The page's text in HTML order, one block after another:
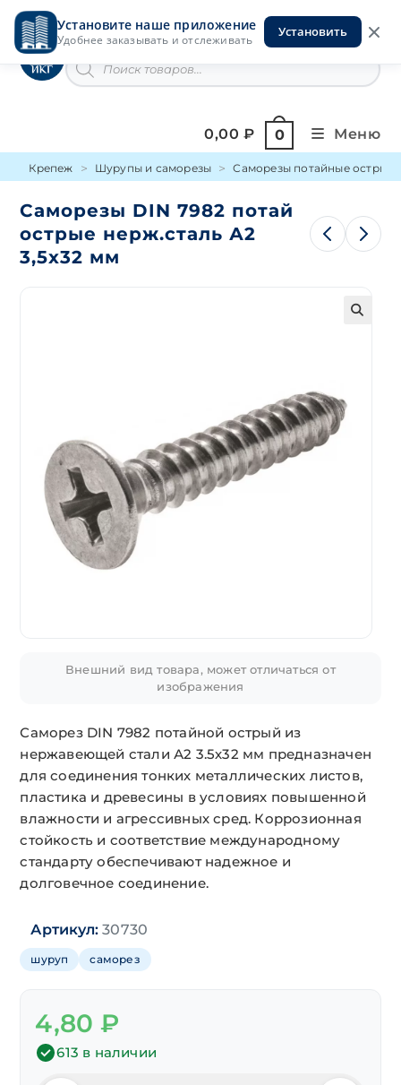
Установите наше приложение
Удобнее заказывать и отслеживать
Установить
Перейти
содержимомуИнструменты на Горской
товаров
0,00₽ 0 Меню
Крепеж Шурупы и саморезы Саморезы потайные острые
Саморезы DIN 7982 потай
острые нерж.сталь А2
3,5х32 мм
Внешний вид товара, может отличаться от
изображения
Саморез DIN 7982 потайной острый из
нержавеющей стали А2 3.5х32 мм предназначен
для соединения тонких металлических листов,
пластика и древесины в условиях повышенной
влажности и агрессивных сред. Коррозионная
стойкость и соответствие международному
стандарту обеспечивают надежное и
долговечное соединение.
Артикул: 30730
шуруп саморез
4,80₽
613 в наличии